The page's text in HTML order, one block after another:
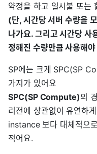
약정을 하고 일시불 또는
(단, 시간당 서버 수량을
나가요. 그리고 시간당 사
정해진 수량만큼 사용해
SP에는 크게 SPC(SP
가지가 있어요
SPC(SP Compute)의
리전에 상관없이 유연하
instance 보다 대체적으
적어요.